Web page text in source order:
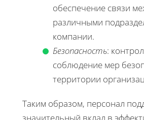
обеспечение связи
различными
компании.
Безопасность:
соблюдение мер
территории
Таким образом, персонал
значительный вклад в